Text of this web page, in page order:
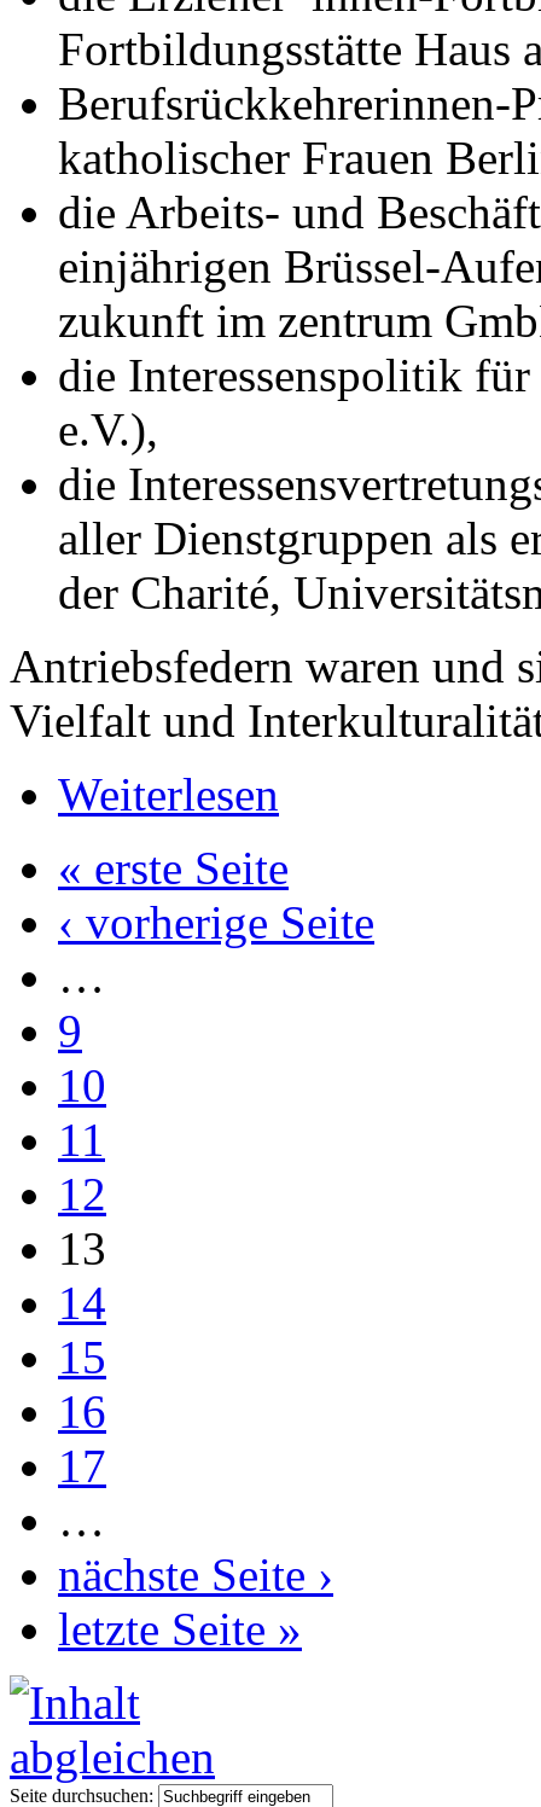
Fortbildungsstätte Haus
Berufsrückkehrerinnen-
katholischer Frauen
die Arbeits- und
einjährigen Brüssel-
zukunft im zentrum
die Interessenspolitik für
e.V.),
die
aller Dienstgruppen als
der Charité,
Antriebsfedern waren und
Vielfalt und
Weiterlesen
« erste Seite
‹ vorherige Seite
…
9
10
11
12
13
14
15
16
17
…
nächste Seite ›
letzte Seite »
Seite durchsuchen: